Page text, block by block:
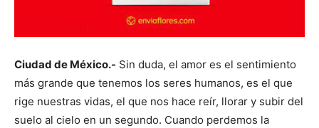
Ciudad de México.- Sin duda, el amor es el sentimiento
más grande que tenemos los seres humanos, es el que
rige nuestras vidas, el que nos hace reír, llorar y subir del
suelo al cielo en un segundo. Cuando perdemos la